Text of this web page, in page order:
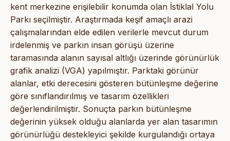
kent merkezine erişilebilir konumda olan İstiklal Yolu
Parkı seçilmiştir. Araştırmada keşif amaçlı arazi
çalışmalarından elde edilen verilerle mevcut durum
irdelenmiş ve parkın insan görüşü üzerine
taramasında alanın sayısal altlığı üzerinde görünürlük
grafik analizi (VGA) yapılmıştır. Parktaki görünür
alanlar, etki derecesini gösteren bütünleşme değerine
göre sınıflandırılmış ve tasarım özellikleri
değerlendirilmiştir. Sonuçta parkın bütünleşme
değerinin yüksek olduğu alanlarda yer alan tasarımın
görünürlüğü destekleyici şekilde kurgulandığı ortaya